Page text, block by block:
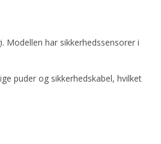
har sikkerhedssensorer i
puder og sikkerhedskabel, hvilket